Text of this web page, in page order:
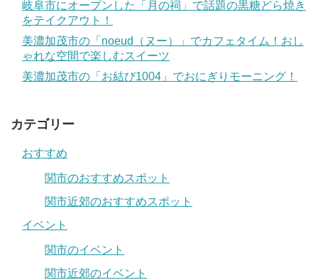
岐阜市にオープンした「月の祠」で話題の黒糖どら焼き
をテイクアウト！
美濃加茂市の「noeud（ヌー）」でカフェタイム！おし
ゃれな空間で楽しむスイーツ
美濃加茂市の「お結び1004」でおにぎりモーニング！
カテゴリー
おすすめ
関市のおすすめスポット
関市近郊のおすすめスポット
イベント
関市のイベント
関市近郊のイベント